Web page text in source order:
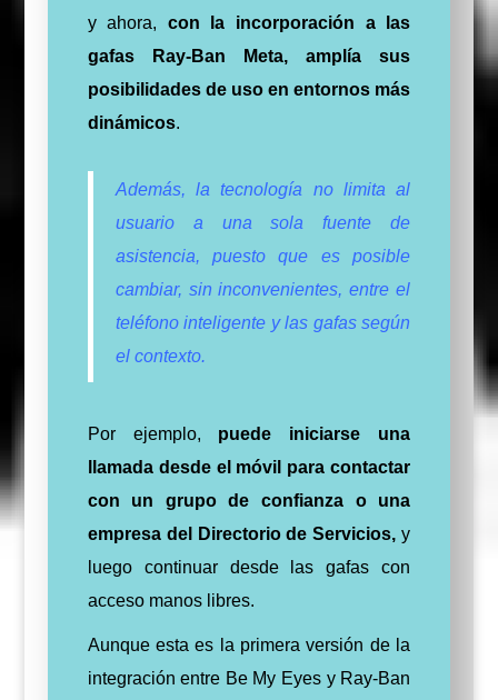
y ahora, con la incorporación a las
gafas Ray-Ban Meta, amplía sus
posibilidades de uso en entornos más
dinámicos.
Además, la tecnología no limita al
usuario a una sola fuente de
asistencia, puesto que es posible
cambiar, sin inconvenientes, entre el
teléfono inteligente y las gafas según
el contexto.
Por ejemplo, puede iniciarse una
llamada desde el móvil para contactar
con un grupo de confianza o una
empresa del Directorio de Servicios, y
luego continuar desde las gafas con
acceso manos libres.
Aunque esta es la primera versión de la
integración entre Be My Eyes y Ray-Ban